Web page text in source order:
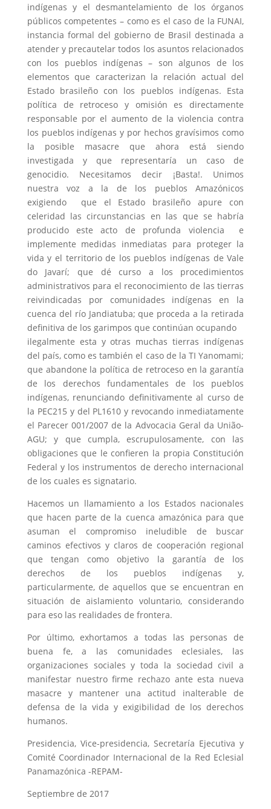
indígenas y el desmantelamiento de los órganos
públicos competentes – como es el caso de la FUNAI,
instancia formal del gobierno de Brasil destinada a
atender y precautelar todos los asuntos relacionados
con los pueblos indígenas – son algunos de los
elementos que caracterizan la relación actual del
Estado brasileño con los pueblos indígenas. Esta
política de retroceso y omisión es directamente
responsable por el aumento de la violencia contra
los pueblos indígenas y por hechos gravísimos como
la posible masacre que ahora está siendo
investigada y que representaría un caso de
genocidio. Necesitamos decir ¡Basta!. Unimos
nuestra voz a la de los pueblos Amazónicos
exigiendo que el Estado brasileño apure con
celeridad las circunstancias en las que se habría
producido este acto de profunda violencia e
implemente medidas inmediatas para proteger la
vida y el territorio de los pueblos indígenas de Vale
do Javarí; que dé curso a los procedimientos
administrativos para el reconocimiento de las tierras
reivindicadas por comunidades indígenas en la
cuenca del río Jandiatuba; que proceda a la retirada
definitiva de los garimpos que continúan ocupando
ilegalmente esta y otras muchas tierras indígenas
del país, como es también el caso de la TI Yanomami;
que abandone la política de retroceso en la garantía
de los derechos fundamentales de los pueblos
indígenas, renunciando definitivamente al curso de
la PEC215 y del PL1610 y revocando inmediatamente
el Parecer 001/2007 de la Advocacia Geral da União-
AGU; y que cumpla, escrupulosamente, con las
obligaciones que le confieren la propia Constitución
Federal y los instrumentos de derecho internacional
de los cuales es signatario.
Hacemos un llamamiento a los Estados nacionales
que hacen parte de la cuenca amazónica para que
asuman el compromiso ineludible de buscar
caminos efectivos y claros de cooperación regional
que tengan como objetivo la garantía de los
derechos de los pueblos indígenas y,
particularmente, de aquellos que se encuentran en
situación de aislamiento voluntario, considerando
para eso las realidades de frontera.
Por último, exhortamos a todas las personas de
buena fe, a las comunidades eclesiales, las
organizaciones sociales y toda la sociedad civil a
manifestar nuestro firme rechazo ante esta nueva
masacre y mantener una actitud inalterable de
defensa de la vida y exigibilidad de los derechos
humanos.
Presidencia, Vice-presidencia, Secretaría Ejecutiva y
Comité Coordinador Internacional de la Red Eclesial
Panamazónica -REPAM-
Septiembre de 2017